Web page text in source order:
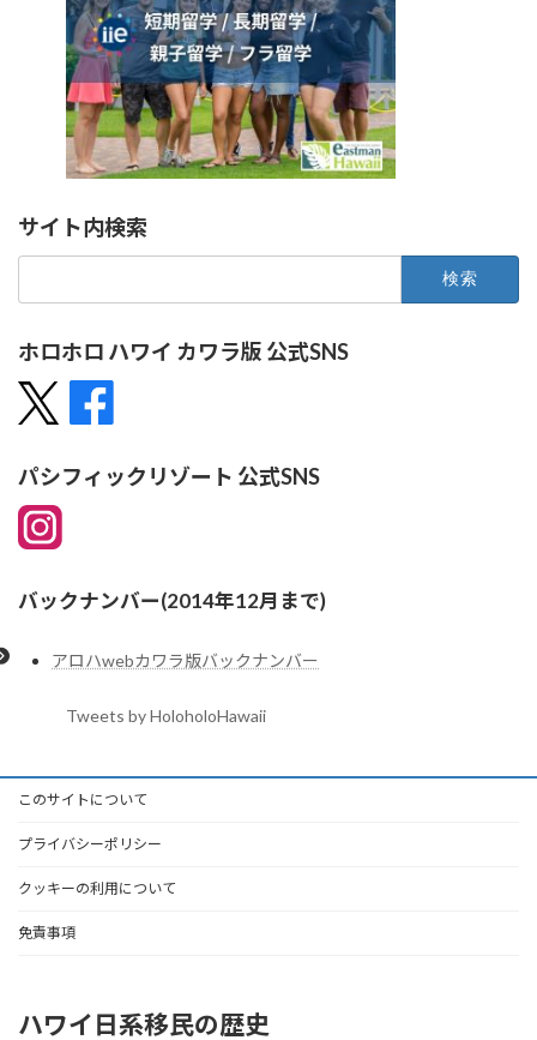
サイト内検索
ホロホロ ハワイ カワラ版 公式SNS
パシフィックリゾート 公式SNS
バックナンバー(2014年12月まで)
アロハwebカワラ版バックナンバー
Tweets by HoloholoHawaii
このサイトについて
プライバシーポリシー
クッキーの利用について
免責事項
ハワイ日系移民の歴史